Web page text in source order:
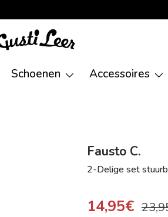
Schoenen Accessoires
Fausto C.
2-Delige set
14,95€